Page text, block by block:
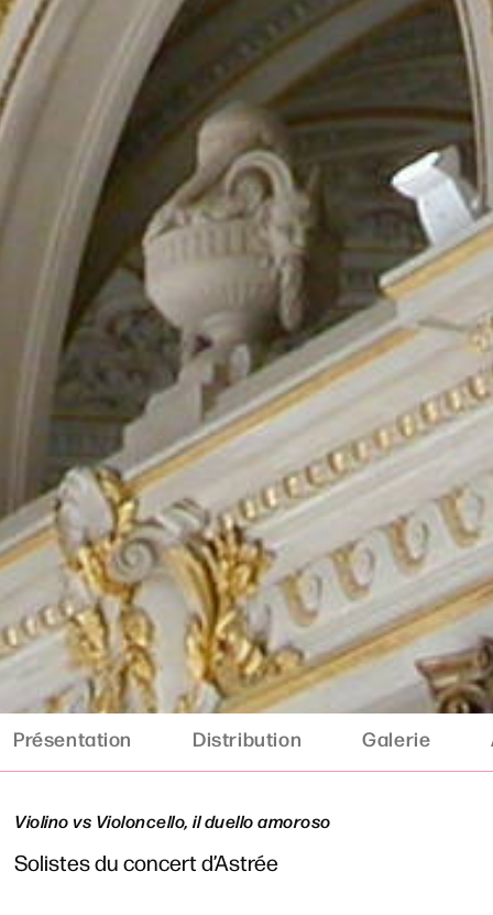
Présentation Distribution Galerie
Violino vs Violoncello, il duello amoroso
Solistes du concert d’Astrée
Rechercher